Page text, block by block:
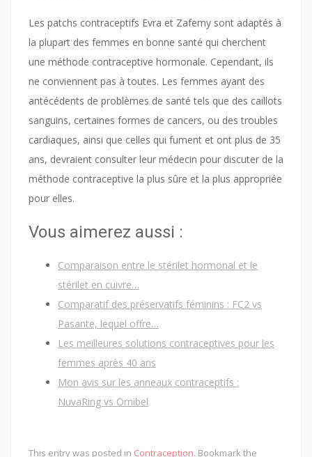
Les patchs contraceptifs Evra et Zafemy sont adaptés à
la plupart des femmes en bonne santé qui cherchent
une méthode contraceptive hormonale. Cependant, ils
ne conviennent pas à toutes. Les femmes ayant des
antécédents de problèmes de santé tels que des caillots
sanguins, certaines formes de cancers, ou des troubles
cardiaques, ainsi que celles qui fument et ont plus de 35
ans, devraient consulter leur médecin pour discuter de la
méthode contraceptive la plus sûre et la plus appropriée
pour elles.
Vous aimerez aussi :
Comparaison entre le stérilet hormonal et le
stérilet en cuivre…
Comparatif des préservatifs féminins : FC2 vs
Pasante, lequel offre…
Les meilleures solutions contraceptives pour les
femmes après 40 ans
Mon avis sur les anneaux contraceptifs :
NuvaRing vs Ornibel
This entry was posted in Contraception. Bookmark the